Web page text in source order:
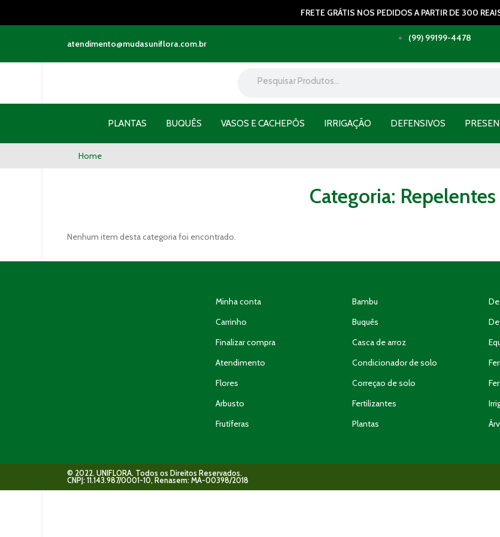
FRETE GRÁTIS NOS PEDIDOS A PARTIR DE 300
atendimento@mudasuniflora.com.br
(99) 99199-4478
PLANTAS BUQUÊS VASOS E CACHEPÔS IRRIGAÇÃO DEFENSIVOS
Home
Categoria: Repelentes
Nenhum item desta categoria foi encontrado.
Minha conta
Carrinho
Finalizar compra
Atendimento
Flores
Arbusto
Frutíferas
Bambu
Buquês
Casca de arroz
Condicionador de solo
Correçao de solo
Fertilizantes
Plantas
© 2022. UNIFLORA. Todos os Direitos Reservados.
CNPJ: 11.143.987/0001-10, Renasem: MA-00398/2018